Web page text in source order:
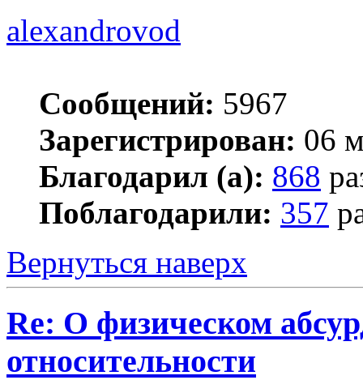
alexandrovod
Сообщений: 5967
Зарегистрирован: 06
Благодарил (а): 868
Поблагодарили: 357
Вернуться наверх
Re: О физическом
относительности